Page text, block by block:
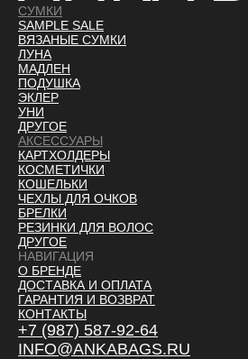
СУМКИ
SAMPLE SALE
ВЯЗАНЫЕ СУМКИ
ЛУНА
МАДЛЕН
ПОДУШКА
ЭКЛЕР
УНИ
ДРУГОЕ
АКСЕССУАРЫ
КАРТХОЛДЕРЫ
КОСМЕТИЧКИ
КОШЕЛЬКИ
ЧЕХЛЫ ДЛЯ ОЧКОВ
БРЕЛКИ
РЕЗИНКИ ДЛЯ ВОЛОС
ДРУГОЕ
НАВИГАЦИЯ
О БРЕНДЕ
ДОСТАВКА И ОПЛАТА
ГАРАНТИЯ И ВОЗВРАТ
КОНТАКТЫ
+7 (987) 587-92-64
INFO@ANKABAGS.RU